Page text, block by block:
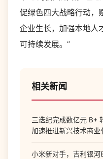
促绿色四大战略行动，
企业生长，加强本地人
可持续发展。”
相关新闻
三迭纪完成数亿元 B+
加速推进新兴技术商业
小米新对手，吉利银河